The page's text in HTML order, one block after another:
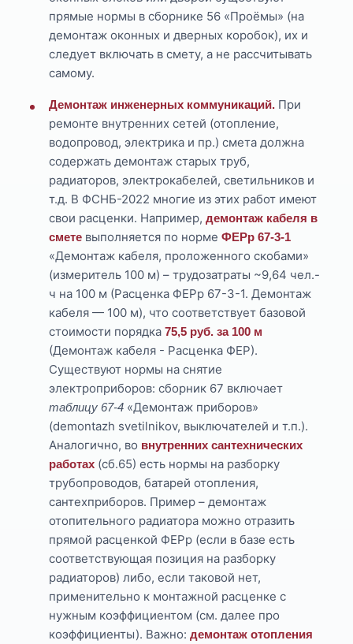
прямые нормы в сборнике 56 «Проёмы» (на
демонтаж оконных и дверных коробок), их и
следует включать в смету, а не рассчитывать
самому.
Демонтаж инженерных коммуникаций. При
ремонте внутренних сетей (отопление,
водопровод, электрика и пр.) смета должна
содержать демонтаж старых труб,
радиаторов, электрокабелей, светильников и
т.д. В ФСНБ-2022 многие из этих работ имеют
свои расценки. Например,демонтаж кабеля в
смете выполняется по нормеФЕРр 67-3-1
«Демонтаж кабеля, проложенного скобами»
(измеритель 100 м) – трудозатраты ~9,64 чел.-
ч на 100 м (Расценка ФЕРр 67-3-1. Демонтаж
кабеля — 100 м), что соответствует базовой
стоимости порядка75,5 руб. за 100 м
(Демонтаж кабеля - Расценка ФЕР).
Существуют нормы на снятие
электроприборов: сборник 67 включает
таблицу 67-4 «Демонтаж приборов»
(demontazh svetilnikov, выключателей и т.п.).
Аналогично, во внутренних сантехнических
работах (сб.65) есть нормы на разборку
трубопроводов, батарей отопления,
сантехприборов. Пример – демонтаж
отопительного радиатора можно отразить
прямой расценкой ФЕРр (если в базе есть
соответствующая позиция на разборку
радиаторов) либо, если таковой нет,
применительно к монтажной расценке с
нужным коэффициентом (см. далее про
коэффициенты). Важно:демонтаж отопления